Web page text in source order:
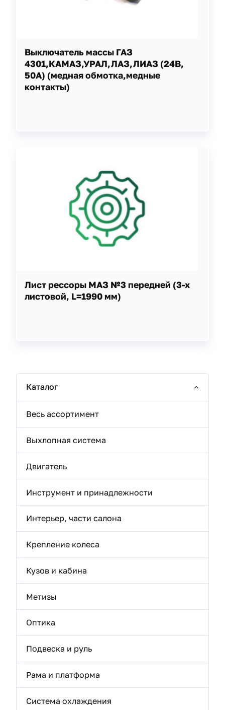
Выключатель массы ГАЗ
4301,КАМАЗ,УРАЛ,ЛАЗ,ЛИАЗ (24В,
50А) (медная обмотка,медные
контакты)
Лист рессоры МАЗ №3 передней (3-х
листовой, L=1990 мм)
Каталог
Весь ассортимент
Выхлопная система
Двигатель
Инструмент и принадлежности
Интерьер, части салона
Крепление колеса
Кузов и кабина
Метизы
Оптика
Подвеска и руль
Рама и платформа
Система охлаждения